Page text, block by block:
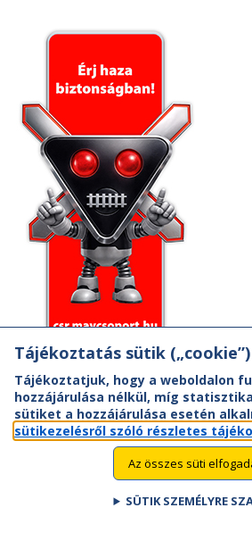
Tájékoztatás sütik
Tájékoztatjuk, hogy a weboldalon
hozzájárulása nélkül, míg
sütiket a hozzájárulása esetén
sütikezelésről szóló részletes
Az összes süti
SÜTIK SZEMÉLYRE